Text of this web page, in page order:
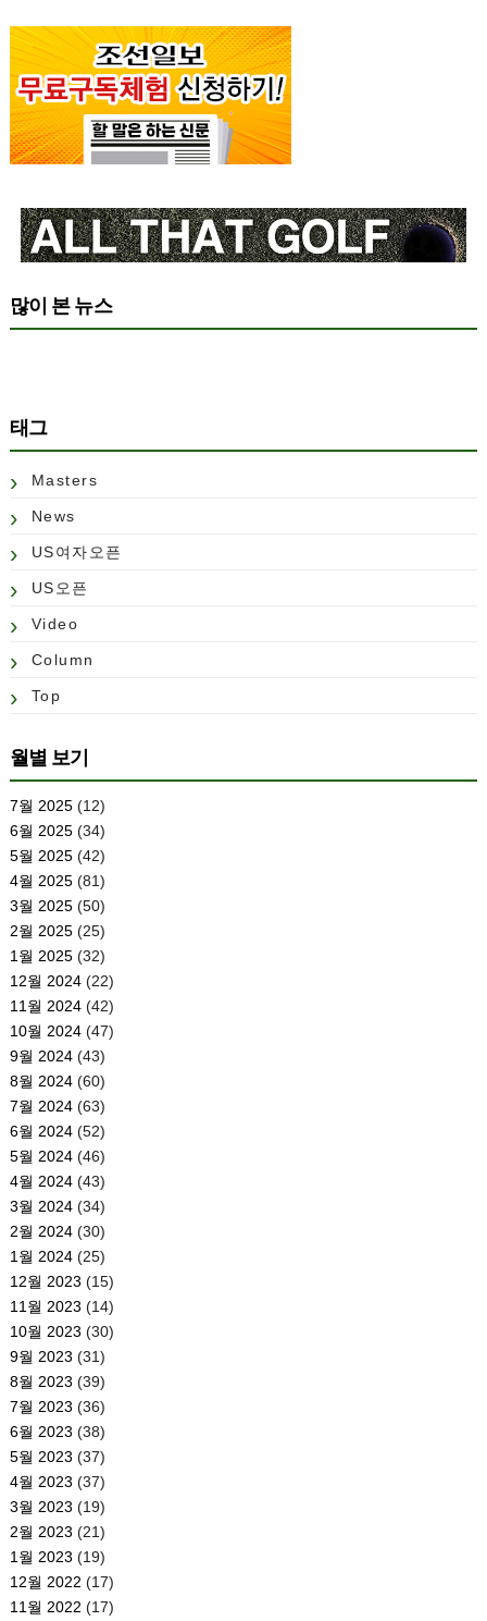
많이 본 뉴스
태그
Masters
News
US여자오픈
US오픈
Video
Column
Top
월별 보기
7월 2025(12)
6월 2025(34)
5월 2025(42)
4월 2025(81)
3월 2025(50)
2월 2025(25)
1월 2025(32)
12월 2024(22)
11월 2024(42)
10월 2024(47)
9월 2024(43)
8월 2024(60)
7월 2024(63)
6월 2024(52)
5월 2024(46)
4월 2024(43)
3월 2024(34)
2월 2024(30)
1월 2024(25)
12월 2023 (15)
11월 2023 (14)
10월 2023 (30)
9월 2023 (31)
8월 2023 (39)
7월 2023 (36)
6월 2023 (38)
5월 2023 (37)
4월 2023 (37)
3월 2023 (19)
2월 2023 (21)
1월 2023 (19)
12월 2022 (17)
11월 2022 (17)